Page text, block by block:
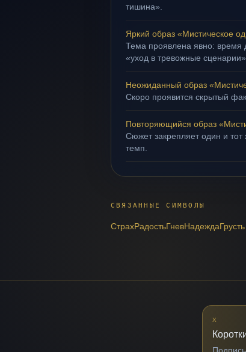
тишина».
Яркий образ «Мистическое
Тема проявлена явно: время
«уход в тревожные сценарии».
Неожиданный образ
Скоро проявится скрытый
Повторяющийся образ
Сюжет закрепляет один и
темп.
СВЯЗАННЫЕ СИМВОЛЫ
СтрахРадостьГневНадеждаГрусть
X